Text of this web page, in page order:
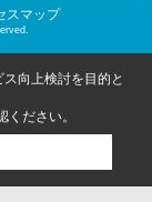
スマップ
向上検討を目的と
ください。